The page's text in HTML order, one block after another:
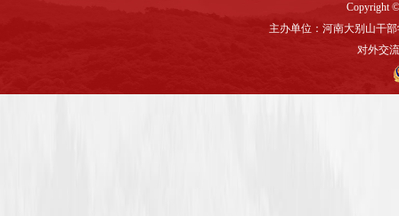
Copyright
主办单位：河南大别山干
对外交